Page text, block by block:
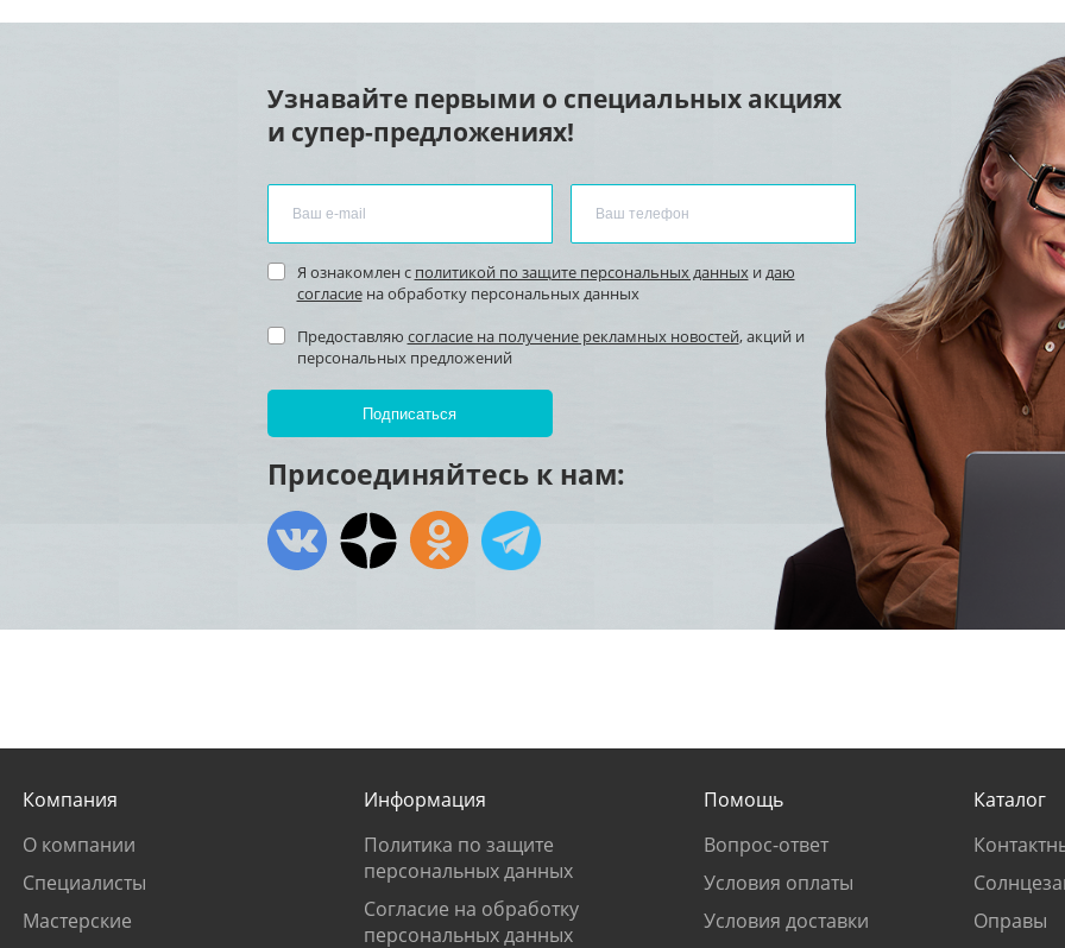
Узнавайте первыми о специальных акциях
и супер-предложениях!
Я ознакомлен с политикой по защите персональных данных и даю
согласиена обработку персональных данных
Предоставляю согласие на получение рекламных новостей, акций и
персональных предложений
Присоединяйтесь к нам:
Компания
О компании
Специалисты
Мастерские
Информация
Политика по защите
персональных данных
Согласие на обработку
персональных данных
Помощь
Вопрос-ответ
Условия оплаты
Условия доставки
Каталог
Оправы